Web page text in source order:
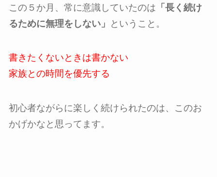
この５か月、常に意識していたのは 「長く続け
るために無理をしない」
ということ。
書きたくないときは書かない
家族との時間を優先する
初心者ながらに楽しく続けられたのは、このお
かげかなと思ってます。